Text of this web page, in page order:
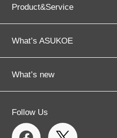
Product&Service
What’s ASUKOE
What’s new
Follow Us